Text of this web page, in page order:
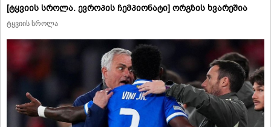
[ტყვიის სროლა. ევროპის ჩემპიონატი] ორგზის ხვარეშია
ტყვიის სროლა